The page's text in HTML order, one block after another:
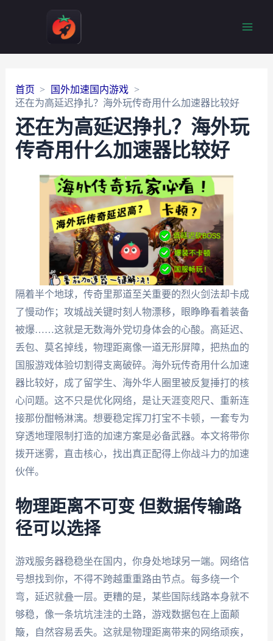
首页
国外加速国内游戏
还在为高延迟挣扎？海外玩传奇用什么加速器比较好
还在为高延迟挣扎？海外玩
传奇用什么加速器比较好
隔着半个地球，传奇里那道至关重要的烈火剑法却卡成
了慢动作；攻城战关键时刻人物漂移，眼睁睁看着装备
被爆……这就是无数海外党切身体会的心酸。高延迟、
丢包、莫名掉线，物理距离像一道无形屏障，把热血的
国服游戏体验切割得支离破碎。海外玩传奇用什么加速
器比较好，成了留学生、海外华人圈里被反复捶打的核
心问题。这不只是优化网络，是让天涯变咫尺、重新连
接那份酣畅淋漓。想要稳定挥刀打宝不卡顿，一套专为
穿透地理限制打造的加速方案是必备武器。本文将带你
拨开迷雾，直击核心，找出真正配得上你战斗力的加速
伙伴。
物理距离不可变 但数据传输路
径可以选择
游戏服务器稳稳坐在国内，你身处地球另一端。网络信
号想找到你，不得不跨越重重路由节点。每多绕一个
弯，延迟就叠一层。更糟的是，某些国际线路本身就不
够稳，像一条坑坑洼洼的土路，游戏数据包在上面颠
簸，自然容易丢失。这就是物理距离带来的网络顽疾，